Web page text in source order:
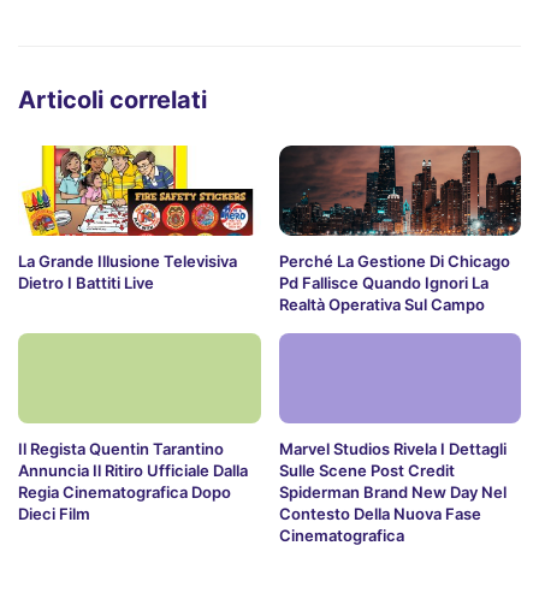
Articoli correlati
La Grande Illusione Televisiva
Dietro I Battiti Live
Perché La Gestione Di Chicago
Pd Fallisce Quando Ignori La
Realtà Operativa Sul Campo
Il Regista Quentin Tarantino
Annuncia Il Ritiro Ufficiale Dalla
Regia Cinematografica Dopo
Dieci Film
Marvel Studios Rivela I Dettagli
Sulle Scene Post Credit
Spiderman Brand New Day Nel
Contesto Della Nuova Fase
Cinematografica